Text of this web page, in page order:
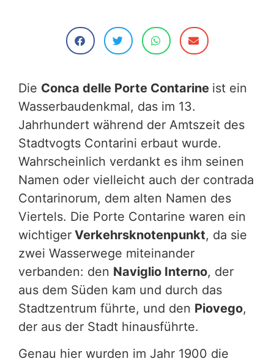
Die Conca delle Porte Contarine ist ein
Wasserbaudenkmal, das im 13.
Jahrhundert während der Amtszeit des
Stadtvogts Contarini erbaut wurde.
Wahrscheinlich verdankt es ihm seinen
Namen oder vielleicht auch der contrada
Contarinorum, dem alten Namen des
Viertels. Die Porte Contarine waren ein
wichtiger Verkehrsknotenpunkt, da sie
zwei Wasserwege miteinander
verbanden: den Naviglio Interno, der
aus dem Süden kam und durch das
Stadtzentrum führte, und den Piovego,
der aus der Stadt hinausführte.
Genau hier wurden im Jahr 1900 die